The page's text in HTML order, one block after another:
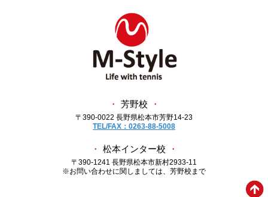
・ 芳野校 ・
〒390-0022 長野県松本市芳野14-23
TEL/FAX：0263-88-5008
・ 松本インター校 ・
〒390-1241 長野県松本市新村2933-11
※お問い合わせに関しましては、芳野校まで